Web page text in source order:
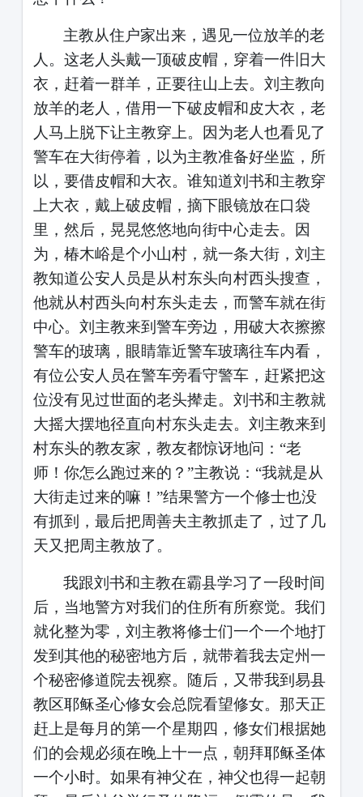
主教从住户家出来，遇见一位放羊的老
人。这老人头戴一顶破皮帽，穿着一件旧大
衣，赶着一群羊，正要往山上去。刘主教向
放羊的老人，借用一下破皮帽和皮大衣，老
人马上脱下让主教穿上。因为老人也看见了
警车在大街停着，以为主教准备好坐监，所
以，要借皮帽和大衣。谁知道刘书和主教穿
上大衣，戴上破皮帽，摘下眼镜放在口袋
里，然后，晃晃悠悠地向街中心走去。因
为，椿木峪是个小山村，就一条大街，刘主
教知道公安人员是从村东头向村西头搜查，
他就从村西头向村东头走去，而警车就在街
中心。刘主教来到警车旁边，用破大衣擦擦
警车的玻璃，眼睛靠近警车玻璃往车内看，
有位公安人员在警车旁看守警车，赶紧把这
位没有见过世面的老头撵走。刘书和主教就
大摇大摆地径直向村东头走去。刘主教来到
村东头的教友家，教友都惊讶地问： “老
师！你怎么跑过来的？”主教说：“我就是从
大街走过来的嘛！”结果警方一个修士也没
有抓到，最后把周善夫主教抓走了，过了几
天又把周主教放了。
我跟刘书和主教在霸县学习了一段时间
后，当地警方对我们的住所有所察觉。我们
就化整为零，刘主教将修士们一个一个地打
发到其他的秘密地方后，就带着我去定州一
个秘密修道院去视察。随后，又带我到易县
教区耶稣圣心修女会总院看望修女。那天正
赶上是每月的第一个星期四，修女们根据她
们的会规必须在晚上十一点，朝拜耶稣圣体
一个小时。如果有神父在，神父也得一起朝